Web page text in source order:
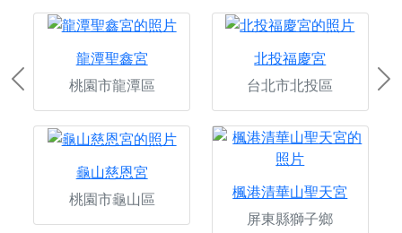
龍潭聖鑫宮
桃園市龍潭區
北投福慶宮
台北市北投區
龜山慈恩宮
桃園市龜山區
楓港清華山聖天宮
屏東縣獅子鄉
Previous